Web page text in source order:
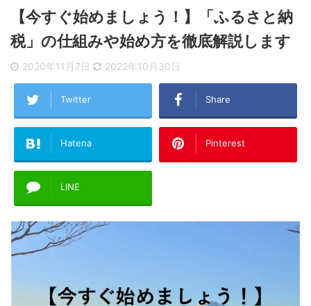
【今すぐ始めましょう！】「ふるさと納
税」の仕組みや始め方を徹底解説します
2020年11月7日 2022年10月30日
Twitter Share
Hatena Pinterest
LINE